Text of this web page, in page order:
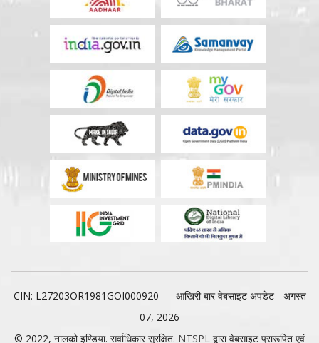
CIN: L27203OR1981GOI000920
आखिरी बार वेबसाइट अपडेट - अगस्त
07, 2026
© 2022, नालको इण्डिया. सर्वाधिकार सुरक्षित. NTSPL द्वारा वेबसाइट प्रारूपित एवं